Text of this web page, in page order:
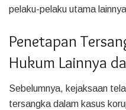
pelaku-pelaku utama
Penetapan
Hukum Lainnya
Sebelumnya, kejaksaan
tersangka dalam kasus